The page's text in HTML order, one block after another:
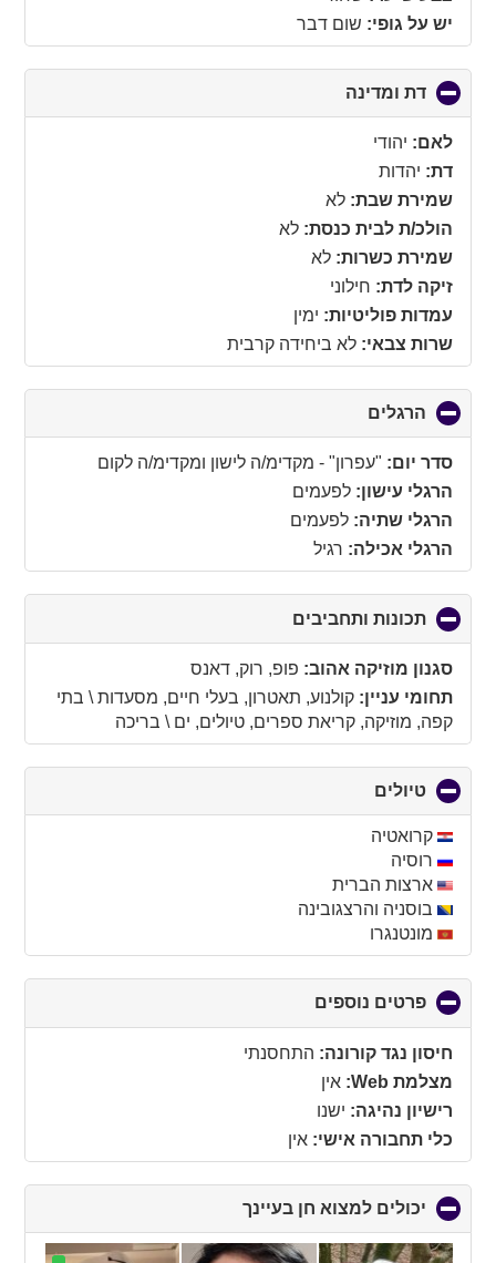
יש על גופי: שום דבר
דת ומדינה
to
לאם: יהודי
דת: יהדות
שמירת שבת: לא
הולכ/ת לבית כנסת: לא
שמירת כשרות: לא
זיקה לדת: חילוני
עמדות פוליטיות: ימין
שרות צבאי: לא ביחידה קרבית
הרגלים
to
collapse
contents
סדר יום: "עפרון" - מקדימ/ה לישון ומקדימ/ה לקום
הרגלי עישון: לפעמים
הרגלי שתיה: לפעמים
הרגלי אכילה: רגיל
תכונות ותחביבים
to
collapse
סגנון מוזיקה אהוב: פופ, רוק, דאנס
תחומי עניין: קולנוע, תאטרון, בעלי חיים, מסעדות \ בתי
קפה, מוזיקה, קריאת ספרים, טיולים, ים \ בריכה
טיולים
to
collapseקרואטיה
רוסיה
ארצות הברית
בוסניה והרצגובינה
מונטנגרו
פרטים נוספים
to
collapse חיסון נגד קורונה: התחסנתי
מצלמת Web:
אין
רישיון נהיגה: ישנו
כלי תחבורה אישי: אין
יכולים למצוא חן בעיינך
to
collapse